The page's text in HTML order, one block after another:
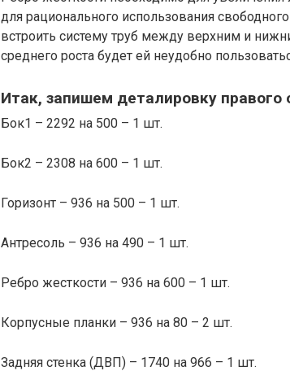
для рационального использования
встроить систему труб между верхним и
среднего роста будет ей неудобно
Итак, запишем деталировку правого
Бок1 – 2292 на 500 – 1 шт.
Бок2 – 2308 на 600 – 1 шт.
Горизонт – 936 на 500 – 1 шт.
Антресоль – 936 на 490 – 1 шт.
Ребро жесткости – 936 на 600 – 1 шт.
Корпусные планки – 936 на 80 – 2 шт.
Задняя стенка (ДВП) – 1740 на 966 – 1 шт.